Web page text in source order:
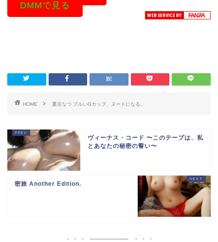
DMMで見る
HOME 夏生なつ プルいGカップ、ヌードになる。
ヴィーナス・コード 〜このテープは、私
とあなたの秘密の誓い〜
密旅 Another Edition.